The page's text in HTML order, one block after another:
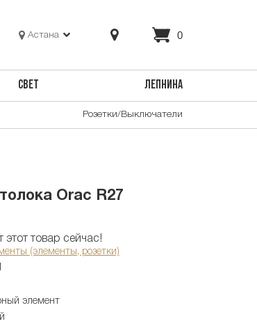
Астана 0
СВЕТ ЛЕПНИНА
Розетки/Выключатели
Orac R27
товар сейчас!
(элементы, розетки)
элемент